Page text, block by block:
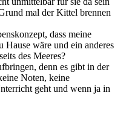
mal der Kittel brennen
dass meine
Hause wäre und ein anderes
des Meeres?
denn es gibt in der
Noten, keine
geht und wenn ja in